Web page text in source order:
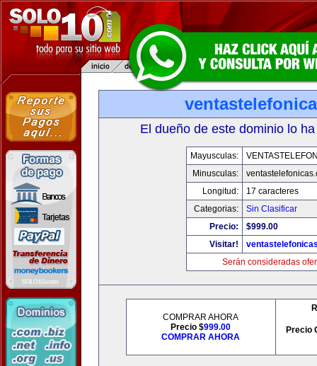
El dueño de este dominio lo
Mayusculas:
Minusculas:
Longitud:
17 caracteres
Categorias:
Sin Clasificar
Precio:
$999.00
Visitar!
Serán consideradas
COMPRAR AHORA
Precio $999.00
COMPRAR AHORA
Precio